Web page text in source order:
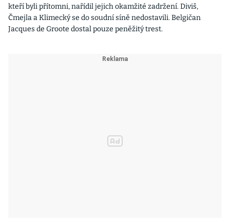
kteří byli přítomni, nařídil jejich okamžité zadržení. Diviš,
Čmejla a Klimecký se do soudní síně nedostavili. Belgičan
Jacques de Groote dostal pouze peněžitý trest.